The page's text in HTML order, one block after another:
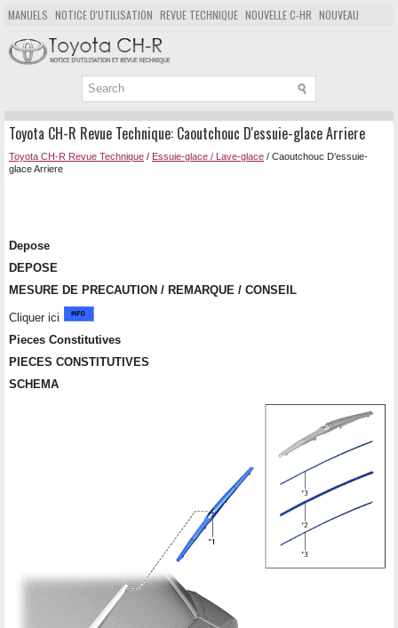
MANUELS NOTICE D'UTILISATION REVUE TECHNIQUE NOUVELLE C-HR NOUVEAU
POPULAIRE
PLAN DU SITE CHERCHER
Toyota CH-R Revue Technique: Caoutchouc D'essuie-glace Arriere
Toyota CH-R Revue Technique / Essuie-glace / Lave-glace / Caoutchouc D'essuie-
glace Arriere
Depose
DEPOSE
MESURE DE PRECAUTION / REMARQUE / CONSEIL
Cliquer ici
Pieces Constitutives
PIECES CONSTITUTIVES
SCHEMA